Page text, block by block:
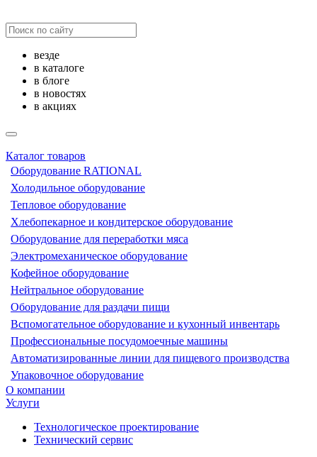
везде
в каталоге
в блоге
в новостях
в акциях
Каталог товаров
Оборудование RATIONAL
Холодильное оборудование
Тепловое оборудование
Хлебопекарное и кондитерское оборудование
Оборудование для переработки мяса
Электромеханическое оборудование
Кофейное оборудование
Нейтральное оборудование
Оборудование для раздачи пищи
Вспомогательное оборудование и кухонный инвентарь
Профессиональные посудомоечные машины
Автоматизированные линии для пищевого производства
Упаковочное оборудование
О компании
Услуги
Технологическое проектирование
Технический сервис